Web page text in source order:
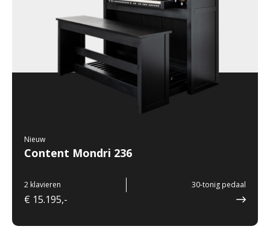
Nieuw
Content Mondri 236
2 klavieren 30-tonig pedaal
€ 15.195,-